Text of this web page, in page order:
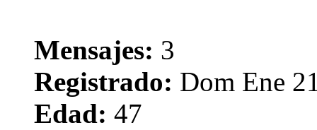
Mensajes: 3
Registrado: Dom Ene
Edad: 47